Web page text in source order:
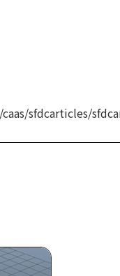
sfdcarticles/